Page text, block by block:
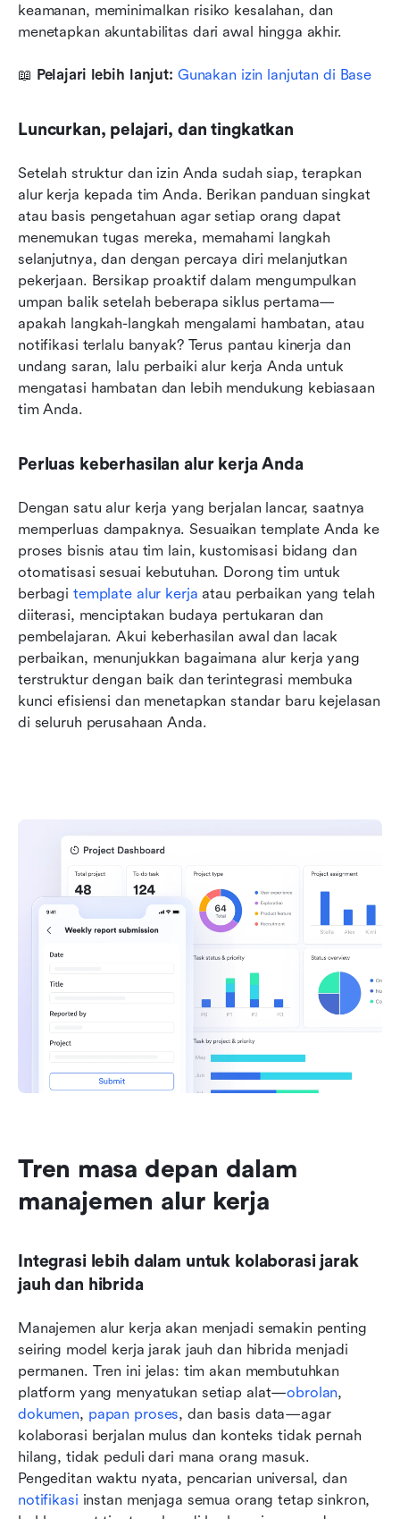
keamanan, meminimalkan risiko kesalahan, dan
menetapkan akuntabilitas dari awal hingga akhir.
📖 Pelajari lebih lanjut: Gunakan izin lanjutan di Base
Luncurkan, pelajari, dan tingkatkan
Setelah struktur dan izin Anda sudah siap, terapkan
alur kerja kepada tim Anda. Berikan panduan singkat
atau basis pengetahuan agar setiap orang dapat
menemukan tugas mereka, memahami langkah
selanjutnya, dan dengan percaya diri melanjutkan
pekerjaan. Bersikap proaktif dalam mengumpulkan
umpan balik setelah beberapa siklus pertama—
apakah langkah-langkah mengalami hambatan, atau
notifikasi terlalu banyak? Terus pantau kinerja dan
undang saran, lalu perbaiki alur kerja Anda untuk
mengatasi hambatan dan lebih mendukung kebiasaan
tim Anda.
Perluas keberhasilan alur kerja Anda
Dengan satu alur kerja yang berjalan lancar, saatnya
memperluas dampaknya. Sesuaikan template Anda ke
proses bisnis atau tim lain, kustomisasi bidang dan
otomatisasi sesuai kebutuhan. Dorong tim untuk
berbagi template alur kerja atau perbaikan yang telah
diiterasi, menciptakan budaya pertukaran dan
pembelajaran. Akui keberhasilan awal dan lacak
perbaikan, menunjukkan bagaimana alur kerja yang
terstruktur dengan baik dan terintegrasi membuka
kunci efisiensi dan menetapkan standar baru kejelasan
di seluruh perusahaan Anda.
Tren masa depan dalam
manajemen alur kerja
Integrasi lebih dalam untuk kolaborasi jarak
jauh dan hibrida
Manajemen alur kerja akan menjadi semakin penting
seiring model kerja jarak jauh dan hibrida menjadi
permanen. Tren ini jelas: tim akan membutuhkan
platform yang menyatukan setiap alat—obrolan
dokumen, papan proses, dan basis data—agar
kolaborasi berjalan mulus dan konteks tidak pernah
hilang, tidak peduli dari mana orang masuk.
notifikasi instan menjaga semua orang tetap sinkron,